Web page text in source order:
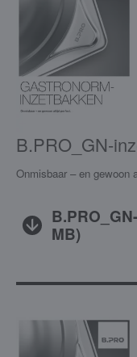
B.PRO_GN-
Onmisbaar – en gewoon
MB)